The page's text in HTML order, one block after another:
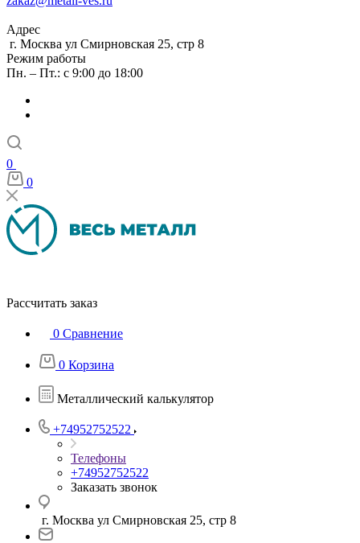
Адрес
г. Москва ул Смирновская 25, стр 8
Режим работы
Пн. – Пт.: с 9:00 до 18:00
0
0
Рассчитать заказ
0 Сравнение
0 Корзина
Металлический калькулятор
+74952752522
Телефоны
+74952752522
Заказать звонок
г. Москва ул Смирновская 25, стр 8